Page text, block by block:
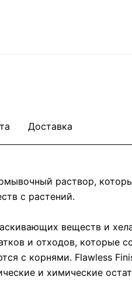
Доставка
раствор,
с растений.
веществ и
и отходов, которые
с корнями. Flawless
и химические